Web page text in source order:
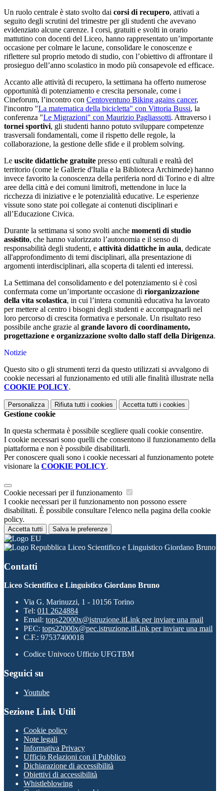
Un ruolo centrale è stato svolto dai corsi di recupero, attivati a
seguito degli scrutini del trimestre per gli studenti che avevano
evidenziato alcune carenze. I corsi, gratuiti e svolti in orario
mattutino con docenti del Liceo, hanno rappresentato un’importante
occasione per colmare le lacune, consolidare le conoscenze e
riflettere sul proprio metodo di studio, con l’obiettivo di affrontare il
prosieguo dell’anno scolastico in modo più consapevole ed efficace.
Accanto alle attività di recupero, la settimana ha offerto numerose
opportunità di potenziamento e crescita personale, come i
Cineforum, l’incontro con Centoventuno Biking agains cancer,
l'incontro "La matematica della bicicletta" con Vittoria Bussi, la
conferenza "Le Migrazioni" con Maurizio Pagliassotti. Attraverso i
tornei sportivi, gli studenti hanno potuto sviluppare competenze
trasversali fondamentali, come il rispetto delle regole, la
collaborazione, la gestione delle sfide e il problem solving.
Le uscite didattiche gratuite presso enti culturali e realtà del
territorio (come le Gallerie d'Italia e la Biblioteca Archimede) hanno
invece favorito la conoscenza della periferia nord di Torino e di altre
aree della città e dei comuni limitrofi, mettendone in luce la
ricchezza di iniziative e le potenzialità educative. Le esperienze
vissute sono state poi collegate ai contenuti disciplinari e
all’Educazione Civica.
Durante la settimana si sono svolti anche momenti di studio
assistito, che hanno valorizzato l’autonomia e il senso di
responsabilità degli studenti, e attività didattiche in aula, dedicate
all'approfondimento di temi disciplinari, alla presentazione di
argomenti interdisciplinari, alla scoperta di talenti ed interessi.
La Settimana del consolidamento e del potenziamento si è così
confermata come un’importante occasione di riorganizzazione
della vita scolastica, in cui l’intera comunità educativa ha lavorato
per mettere al centro i bisogni degli studenti e accompagnarli nel
loro percorso di crescita formativa e personale. Un risultato reso
possibile anche grazie al grande lavoro di coordinamento,
progettazione e organizzazione svolto dallo staff della Dirigenza.
Notizie
Questo sito o gli strumenti terzi da questo utilizzati si avvalgono di
cookie necessari al funzionamento ed utili alle finalità illustrate nella
COOKIE POLICY.
Personalizza Rifiuta tutti i cookies Accetta tutti i cookies
Gestione cookie
In questa schermata è possibile scegliere quali cookie consentire.
I cookie necessari sono quelli che consentono il funzionamento della
piattaforma e non è possibile disabilitarli.
Per conoscere quali sono i cookie necessari al funzionamento potete
visionare la COOKIE POLICY.
Cookie necessari per il funzionamento
I cookie necessari per il funzionamento non possono essere
disabilitati. È possibile consultare l'elenco nella pagina della cookie
policy.
Accetta tutti Salva le preferenze
Liceo Scientifico e Linguistico Giordano Bruno
Contatti
Liceo Scientifico e Linguistico Giordano Bruno
Via G. Marinuzzi, 1 - 10156 Torino
Tel: 011 2624884
Email: tops22000x@istruzione.itLink per inviare una mail
PEC: tops22000x@pec.istruzione.itLink per inviare una mail
C.F.: 97537400018
Codice Univoco Ufficio UFGTBM
Seguici su
Youtube
Sezione Link Utili
Cookie policy
Note legali
Informativa Privacy
Ufficio Relazioni con il Pubblico
Dichiarazione di accessibilità
Obiettivi di accessibilità
Whistleblowing